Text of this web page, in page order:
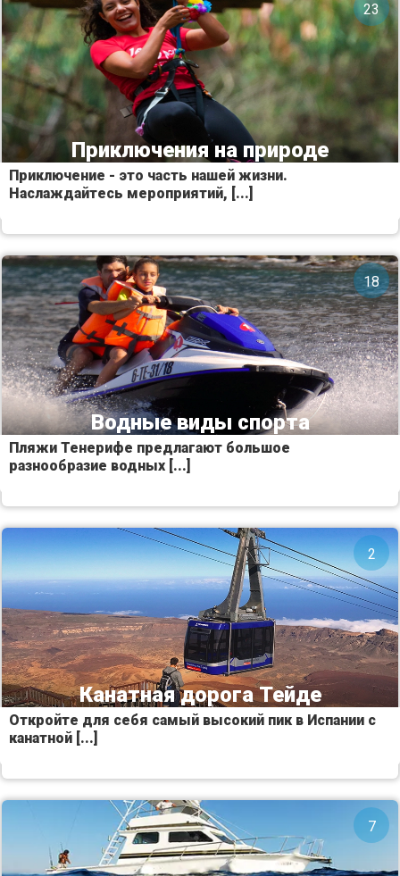
23
Приключения на природе
Приключение - это часть нашей жизни.
Наслаждайтесь мероприятий, [...]
18
Водные виды спорта
Пляжи Тенерифе предлагают большое
разнообразие водных [...]
2
Канатная дорога Тейде
Откройте для себя самый высокий пик в Испании с
канатной [...]
7